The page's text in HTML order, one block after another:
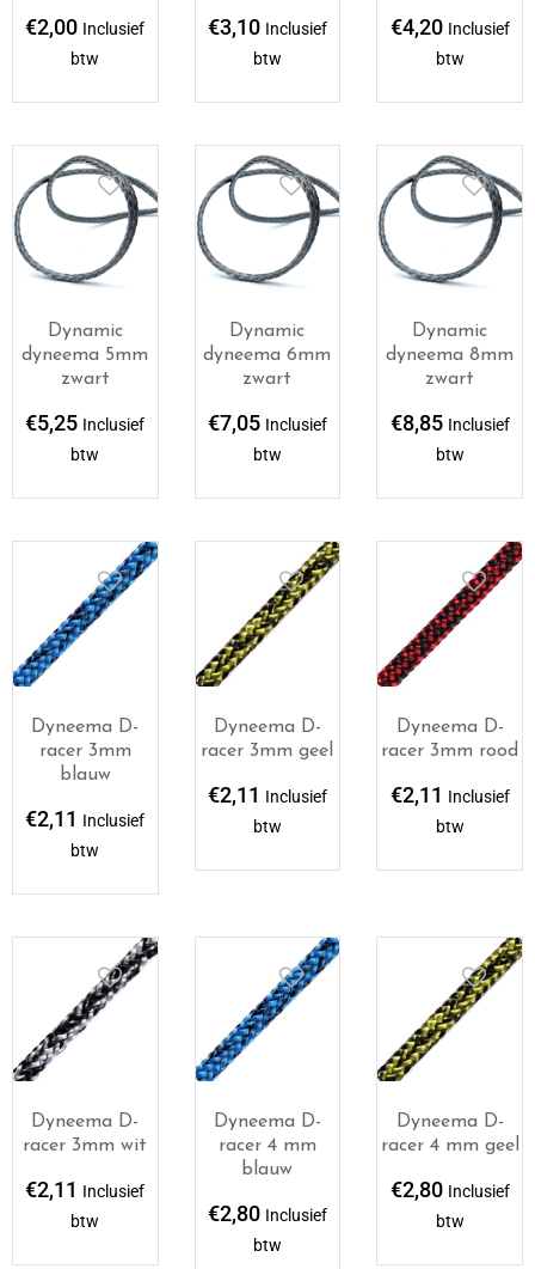
€2,00 Inclusief
btw
€3,10 Inclusief
btw
€4,20 Inclusief
btw
Dynamic
dyneema 5mm
zwart
€5,25 Inclusief
btw
Dynamic
dyneema 6mm
zwart
€7,05 Inclusief
btw
Dynamic
dyneema 8mm
zwart
€8,85 Inclusief
btw
Dyneema D-
racer 3mm
blauw
€2,11 Inclusief
btw
Dyneema D-
racer 3mm geel
€2,11 Inclusief
btw
Dyneema D-
racer 3mm rood
€2,11 Inclusief
btw
Dyneema D-
racer 3mm wit
€2,11 Inclusief
btw
Dyneema D-
racer 4 mm
blauw
€2,80 Inclusief
btw
Dyneema D-
racer 4 mm geel
€2,80 Inclusief
btw